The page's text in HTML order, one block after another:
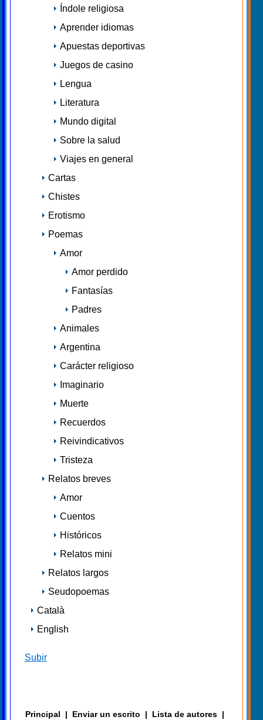
Índole religiosa
Aprender idiomas
Apuestas deportivas
Juegos de casino
Lengua
Literatura
Mundo digital
Sobre la salud
Viajes en general
Cartas
Chistes
Erotismo
Poemas
Amor
Amor perdido
Fantasías
Padres
Animales
Argentina
Carácter religioso
Imaginario
Muerte
Recuerdos
Reivindicativos
Tristeza
Relatos breves
Amor
Cuentos
Históricos
Relatos mini
Relatos largos
Seudopoemas
Català
English
Subir
Principal | Enviar un escrito | Lista de autores |